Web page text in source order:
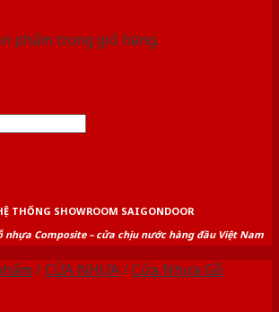
phẩm trong giỏ hàng.
THỐNG SHOWROOM SAIGONDOOR
nhựa Composite – cửa chịu nước hàng đầu Việt Nam
/CỬA NHỰA/Cửa Nhựa Gỗ